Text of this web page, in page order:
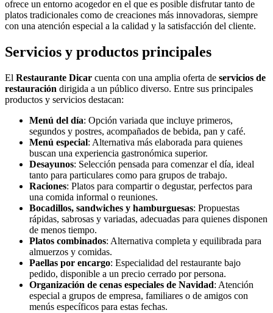
ofrece un entorno acogedor en el que es posible disfrutar tanto de
platos tradicionales como de creaciones más innovadoras, siempre
con una atención especial a la calidad y la satisfacción del cliente.
Servicios y productos principales
El Restaurante Dicar cuenta con una amplia oferta de servicios de
restauración dirigida a un público diverso. Entre sus principales
productos y servicios destacan:
Menú del día: Opción variada que incluye primeros,
segundos y postres, acompañados de bebida, pan y café.
Menú especial: Alternativa más elaborada para quienes
buscan una experiencia gastronómica superior.
Desayunos: Selección pensada para comenzar el día, ideal
tanto para particulares como para grupos de trabajo.
Raciones: Platos para compartir o degustar, perfectos para
una comida informal o reuniones.
Bocadillos, sandwiches y hamburguesas: Propuestas
rápidas, sabrosas y variadas, adecuadas para quienes disponen
de menos tiempo.
Platos combinados: Alternativa completa y equilibrada para
almuerzos y comidas.
Paellas por encargo: Especialidad del restaurante bajo
pedido, disponible a un precio cerrado por persona.
Organización de cenas especiales de Navidad: Atención
especial a grupos de empresa, familiares o de amigos con
menús específicos para estas fechas.